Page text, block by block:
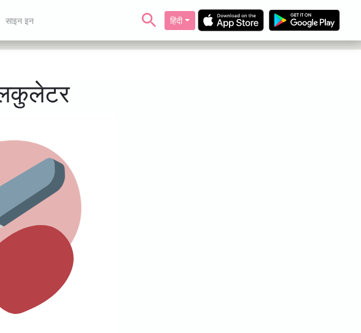
साइन इन हिंदी